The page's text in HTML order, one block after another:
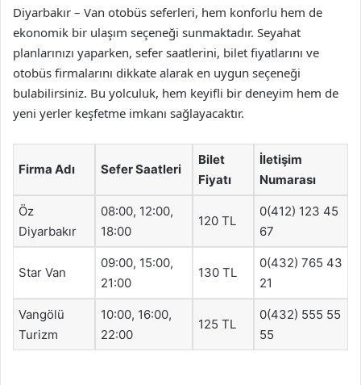
Diyarbakır – Van otobüs seferleri, hem konforlu hem de
ekonomik bir ulaşım seçeneği sunmaktadır. Seyahat
planlarınızı yaparken, sefer saatlerini, bilet fiyatlarını ve
otobüs firmalarını dikkate alarak en uygun seçeneği
bulabilirsiniz. Bu yolculuk, hem keyifli bir deneyim hem de
yeni yerler keşfetme imkanı sağlayacaktır.
Firma Adı Sefer Saatleri
Bilet
Fiyatı
İletişim
Numarası
Öz
Diyarbakır
08:00, 12:00,
18:00
120 TL
0(412) 123 45
67
Star Van
09:00, 15:00,
21:00
130 TL
0(432) 765 43
21
Vangölü
Turizm
10:00, 16:00,
22:00
125 TL
0(432) 555 55
55